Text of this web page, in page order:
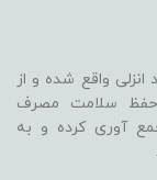
انزلی واقع شده و از
حفظ سلامت مصرف
آوری کرده و به